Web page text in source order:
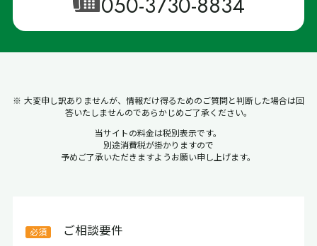
※ 大変申し訳ありませんが、情報だけ得るためのご質問と判断した場合は回
答いたしませんのであらかじめご了承ください。
当サイトの料金は税別表示です。
別途消費税が掛かりますので
予めご了承いただきますようお願い申し上げます。
ご相談要件